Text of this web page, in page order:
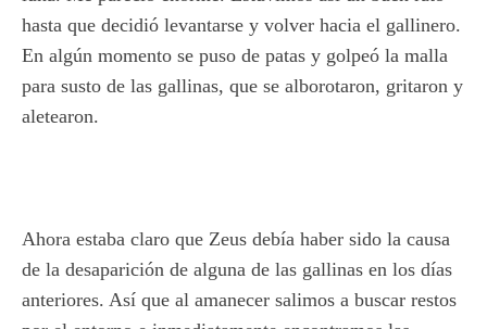
hasta que decidió levantarse y volver hacia el gallinero.
En algún momento se puso de patas y golpeó la malla
para susto de las gallinas, que se alborotaron, gritaron y
aletearon.
Ahora estaba claro que Zeus debía haber sido la causa
de la desaparición de alguna de las gallinas en los días
anteriores. Así que al amanecer salimos a buscar restos